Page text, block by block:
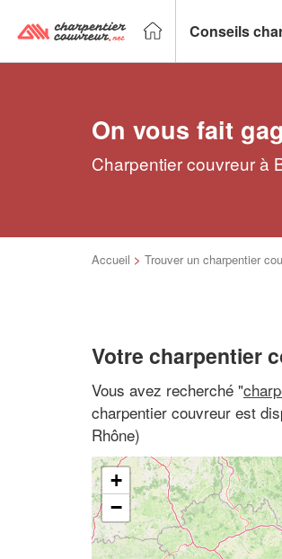
Conseils
On vous fait
Charpentier couvreur à
Accueil > Trouver un charpentier
Votre charpentier
Vous avez recherché "
charpentier couvreur est
Rhône)
+
−